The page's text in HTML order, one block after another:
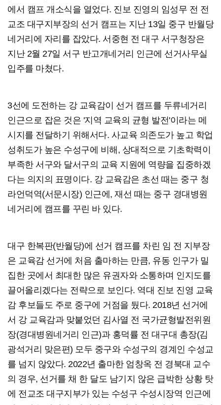
에서 캠프 개소식을 열었다. 진보 진영의 임성무 전 전
교조 대구지부장의 선거 캠프는 지난 13일 중구 반월당
네거리에 자리를 잡았다. 서중현 전 대구 서구청장은
지난 2월 27일 서구 반고개네거리 인근에 선거사무실
입주를 마쳤다.
3선에 도전하는 강 교육감이 선거 캠프를 두류네거리
인근으로 잡은 것은 '지역 교육의 균형 발전'이라는 메
시지를 전달하기 위해서다. 사교육 의존도가 높고 학업
성취도가 높은 수성구에 비해, 상대적으로 기초학력이
부족한 서구와 달서구의 교육 지원에 역량을 집중하겠
다는 의지의 표명이다. 강 교육감은 초선 때는 중구 청
라언덕역(서문시장) 인근에, 재선 때는 중구 경대병원
네거리에 캠프를 꾸린 바 있다.
대구 한복판(반월당)에 선거 캠프를 차린 임 전 지부장
은 교육감 선거에 처음 출마하는 만큼, 유동 인구가 밀
집한 곳에서 최대한 많은 유권자와 소통하며 인지도를
끌어올리겠다는 전략으로 보인다. 역대 진보 진영 교육
감 후보들도 주로 중구에 거점을 뒀다. 2018년 선거에
서 강 교육감과 맞붙었던 김사열 전 국가균형발전위원
장(경대병원네거리 인근)과 홍덕률 전 대구대 총장(김
광석거리 맞은편) 모두 중구와 수성구의 경계인 수성교
를 넘지 않았다. 2022년 출마한 엄창옥 전 경북대 교수
의 경우, 선거를 채 한 달도 남기지 않은 급박한 상황 탓
에 전교조 대구지부가 있는 수성구 수성시장역 인근에